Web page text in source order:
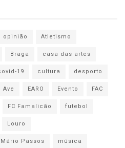
opinião
Atletismo
Braga
casa das artes
19 cultura
desporto
EARO Evento
FAC
FC Famalicão
futebol
Louro
Mário Passos
música